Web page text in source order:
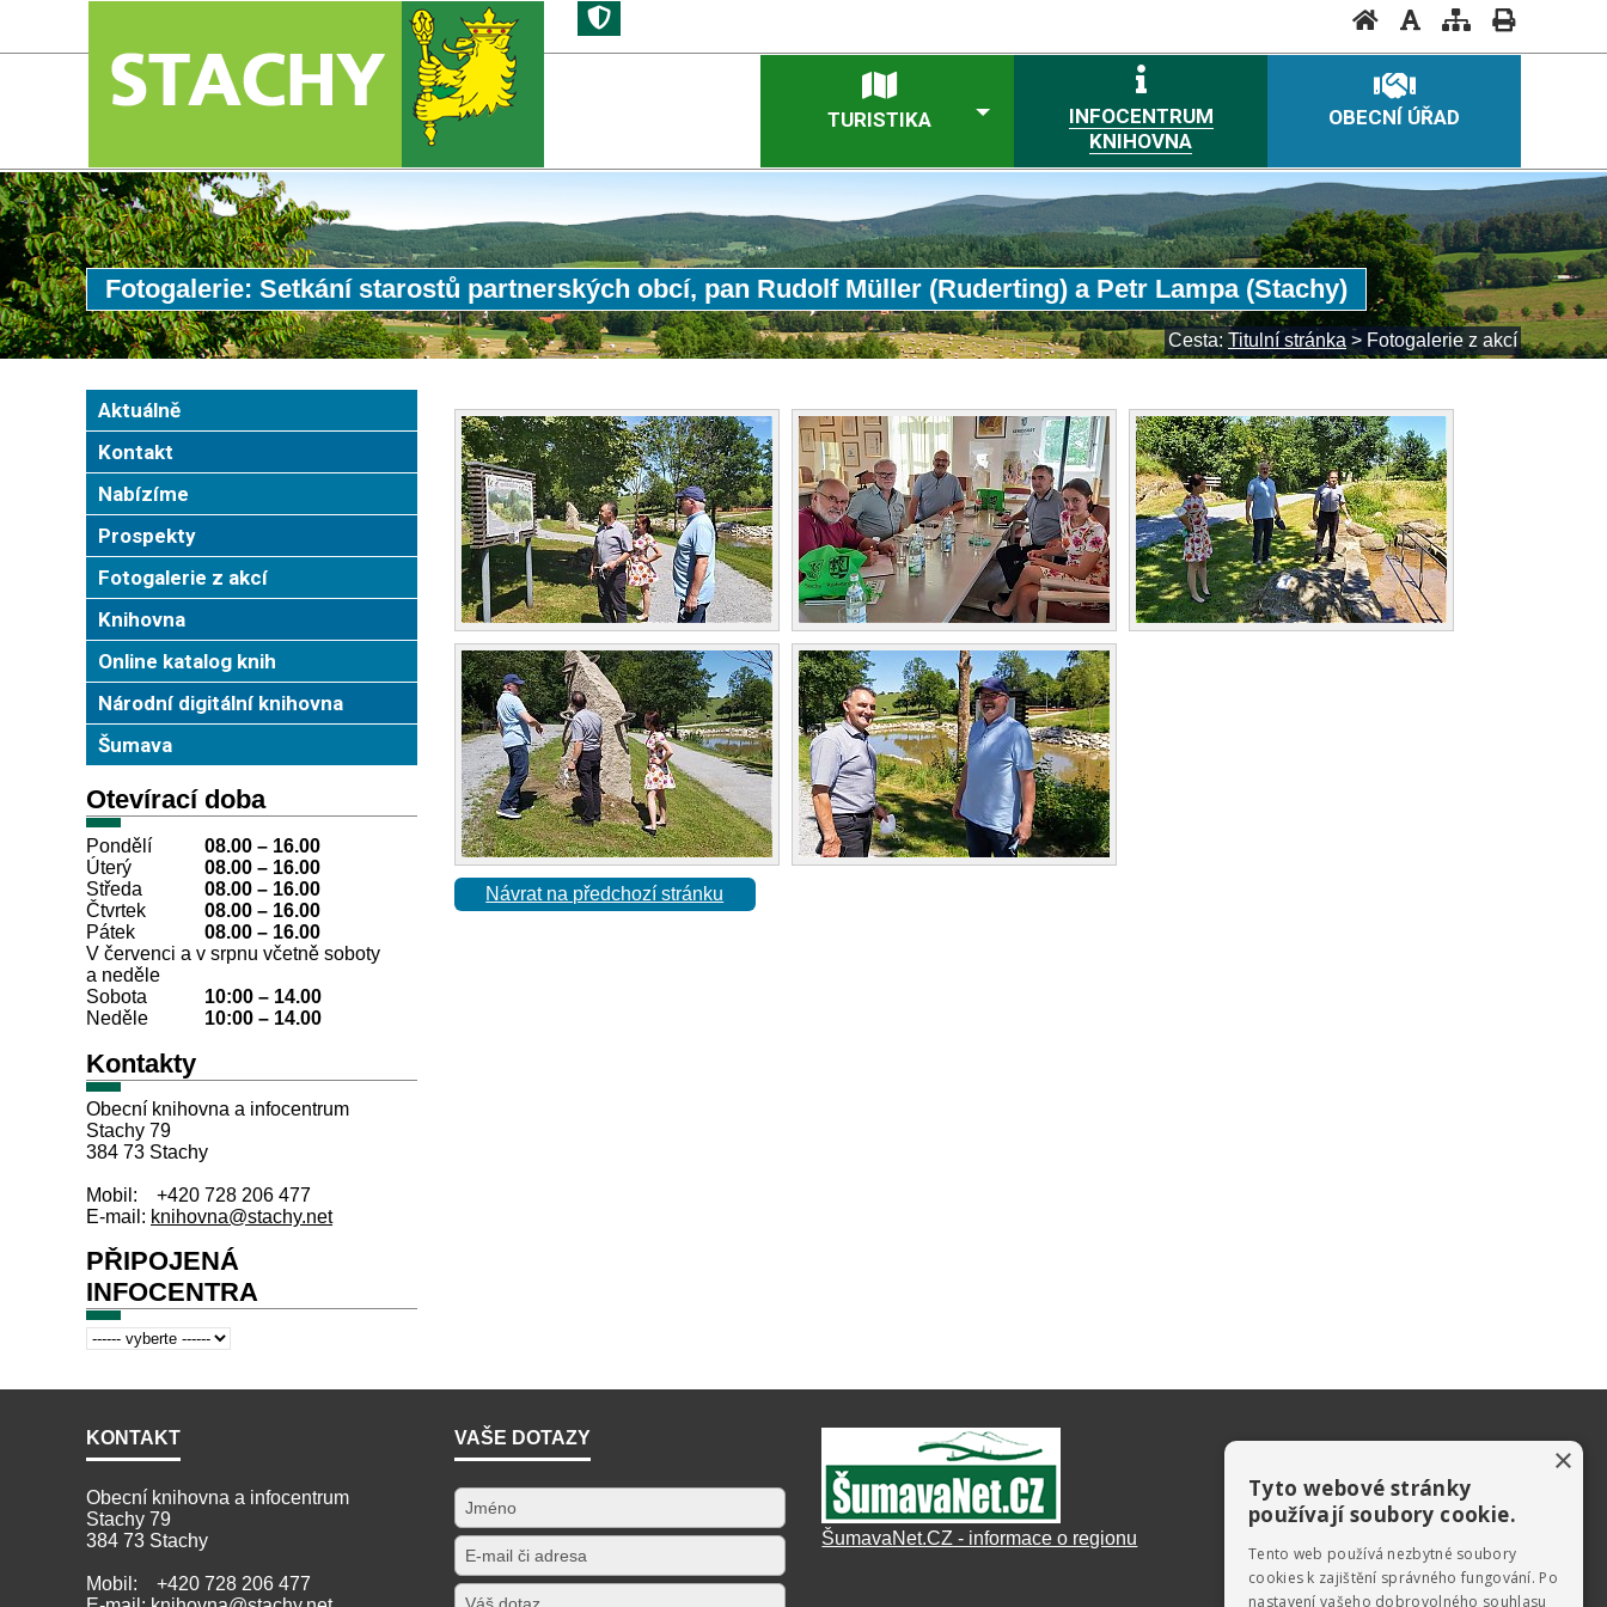
TURISTIKA
INFOCENTRUM
KNIHOVNA
OBECNÍ ÚŘAD
Fotogalerie: Setkání starostů partnerských obcí, pan Rudolf Müller (Ruderting) a Petr Lampa (Stachy)
Cesta: Titulní stránka > Fotogalerie z akcí
Aktuálně
Kontakt
Nabízíme
Prospekty
Fotogalerie z akcí
Knihovna
Online katalog knih
Národní digitální knihovna
Šumava
Otevírací doba
Pondělí
08.00 – 16.00
Úterý
08.00 – 16.00
Středa
08.00 – 16.00
Čtvrtek
08.00 – 16.00
Pátek
08.00 – 16.00
V červenci a v srpnu včetně soboty
a neděle
Sobota
10:00 – 14.00
Neděle
10:00 – 14.00
Kontakty
Obecní knihovna a infocentrum
Stachy 79
384 73 Stachy
Mobil: +420 728 206 477
E-mail: knihovna@stachy.net
PŘIPOJENÁ
INFOCENTRA
Návrat na předchozí stránku
KONTAKT
Obecní knihovna a infocentrum
Stachy 79
384 73 Stachy
Mobil: +420 728 206 477
VAŠE DOTAZY
ŠumavaNet.CZ - informace o regionu
×
Tyto webové stránky
používají soubory cookie.
Tento web používá nezbytné soubory
cookies k zajištění správného fungování. Po
nastavení vašeho dobrovolného souhlasu